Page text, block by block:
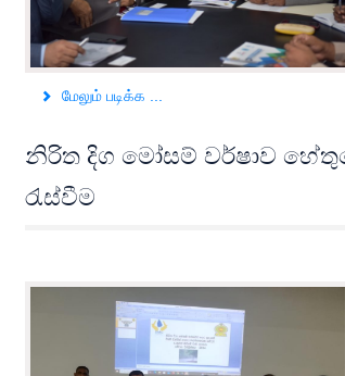
மேலும் படிக்க ...
නිරිත දිග මෝසම් වර්ෂාව
රැස්වීම